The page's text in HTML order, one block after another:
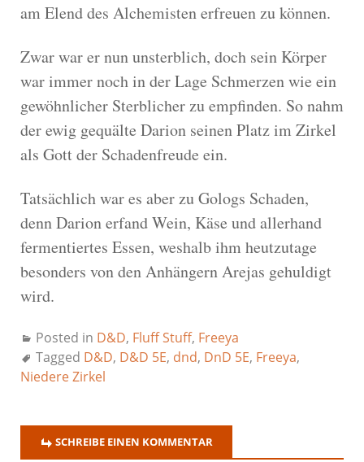
am Elend des Alchemisten erfreuen zu können.
Zwar war er nun unsterblich, doch sein Körper
war immer noch in der Lage Schmerzen wie ein
gewöhnlicher Sterblicher zu empfinden. So nahm
der ewig gequälte Darion seinen Platz im Zirkel
als Gott der Schadenfreude ein.
Tatsächlich war es aber zu Gologs Schaden,
denn Darion erfand Wein, Käse und allerhand
fermentiertes Essen, weshalb ihm heutzutage
besonders von den Anhängern Arejas gehuldigt
wird.
Posted in D&D, Fluff Stuff, Freeya
Tagged D&D, D&D 5E, dnd, DnD 5E, Freeya,
Niedere Zirkel
SCHREIBE EINEN KOMMENTAR